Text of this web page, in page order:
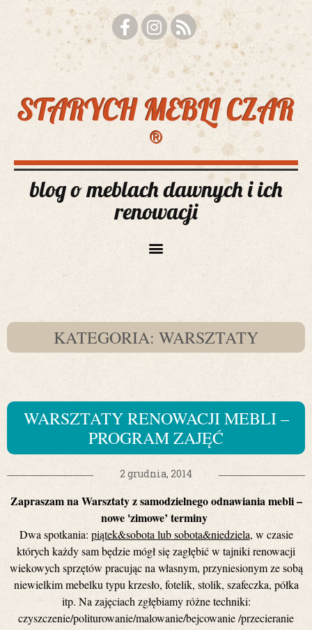
STARYCH MEBLI CZAR
®
blog o meblach dawnych i ich
renowacji
KATEGORIA: WARSZTATY
WARSZTATY RENOWACJI MEBLI –
PROGRAM ZAJĘĆ
2 grudnia, 2014
Zapraszam na Warsztaty z samodzielnego odnawiania mebli –
nowe 'zimowe’ terminy
Dwa spotkania: piątek&sobota lub sobota&niedziela, w czasie
których każdy sam będzie mógł się zagłębić w tajniki renowacji
wiekowych sprzętów pracując na własnym, przyniesionym ze sobą
niewielkim mebelku typu krzesło, fotelik, stolik, szafeczka, półka
itp. Na zajęciach zgłębiamy różne techniki:
czyszczenie/politurowanie/malowanie/bejcowanie /przecieranie